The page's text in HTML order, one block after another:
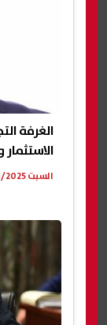
الغرفة
السبت 25/10/2025 06:49 م